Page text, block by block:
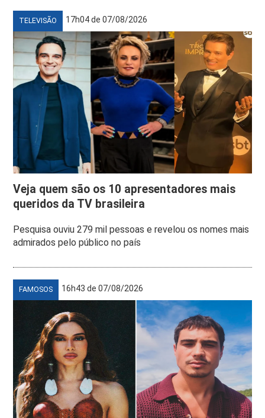
TELEVISÃO 17h04 de 07/08/2026
Veja quem são os 10 apresentadores mais
queridos da TV brasileira
Pesquisa ouviu 279 mil pessoas e revelou os nomes mais
admirados pelo público no país
FAMOSOS 16h43 de 07/08/2026